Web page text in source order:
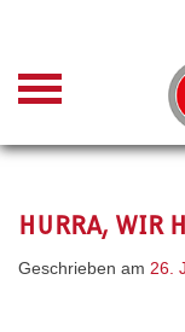
content
HURRA, WIR
Geschrieben am 26.